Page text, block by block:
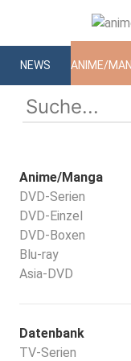
NEWS ANIME/
Anime/Manga
DVD-Serien
DVD-Einzel
DVD-Boxen
Blu-ray
Asia-DVD
Datenbank
TV-Serien